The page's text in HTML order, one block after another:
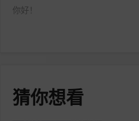
你好！
猜你想看